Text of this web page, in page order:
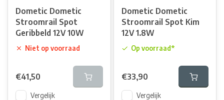
Dometic Dometic
Stroomrail Spot
Geribbeld 12V 10W
Niet op voorraad
€41,50
Vergelijk
Dometic Dometic
Stroomrail Spot Kim
12V 1.8W
Op voorraad*
€33,90
Vergelijk